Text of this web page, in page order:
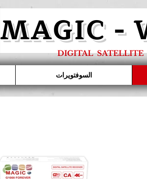
MAGIC -
DIGITAL SATELLITE
السوفتويرات